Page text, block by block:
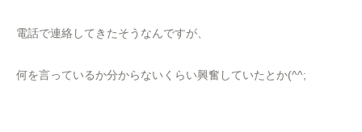
電話で連絡してきたそうなんですが、
何を言っているか分からないくらい興奮していたとか(^^;